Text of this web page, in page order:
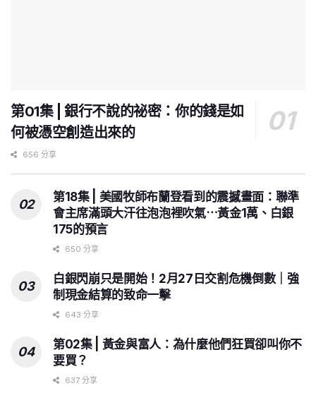
第01集 | 銀行不說的祕密：你的錢是如
何被憑空創造出來的
656 分享
第18集 | 美國牧師布蘭登看到的震撼畫面：聯準
會主席滿頭大汗往泡泡裡吹氣⋯黃金1萬、白銀
175的預言
650 分享
白銀閃崩只是開始！2月27日交割危機倒數｜強
制現金結算的致命一擊
643 分享
第02集 | 黃金與富人：為什麼他們狂買卻叫你不
要買？
637 分享